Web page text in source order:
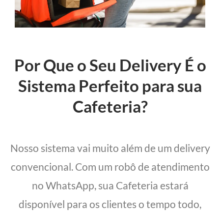
Por Que o Seu Delivery É o
Sistema Perfeito para sua
Cafeteria?
Nosso sistema vai muito além de um delivery
convencional. Com um robô de atendimento
no WhatsApp, sua Cafeteria estará
disponível para os clientes o tempo todo,